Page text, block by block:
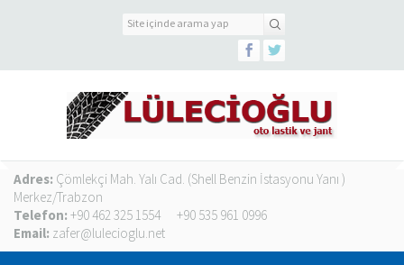
Adres: Çömlekçi Mah. Yalı Cad. (Shell Benzin İstasyonu Yanı )
Merkez/Trabzon
Telefon: +90 462 325 1554
+90 535 961 0996
Email: zafer@lulecioglu.net